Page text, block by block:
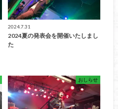
2024.7.31
2024夏の発表会を開催いたしまし
た
おしらせ